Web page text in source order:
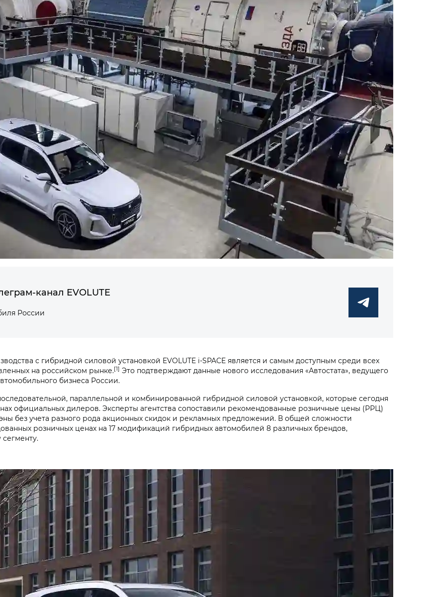
канал EVOLUTE
России
с гибридной силовой установкой EVOLUTE i‑SPACE является и самым доступным среди всех
на российском рынке.[1] Это подтверждают данные нового исследования «Автостата», ведущего
бизнеса России.
параллельной и комбинированной гибридной силовой установкой, которые сегодня
официальных дилеров. Эксперты агентства сопоставили рекомендованные розничные цены (РРЦ)
без учета разного рода акционных скидок и рекламных предложений. В общей сложности
розничных ценах на 17 модификаций гибридных автомобилей 8 различных брендов,